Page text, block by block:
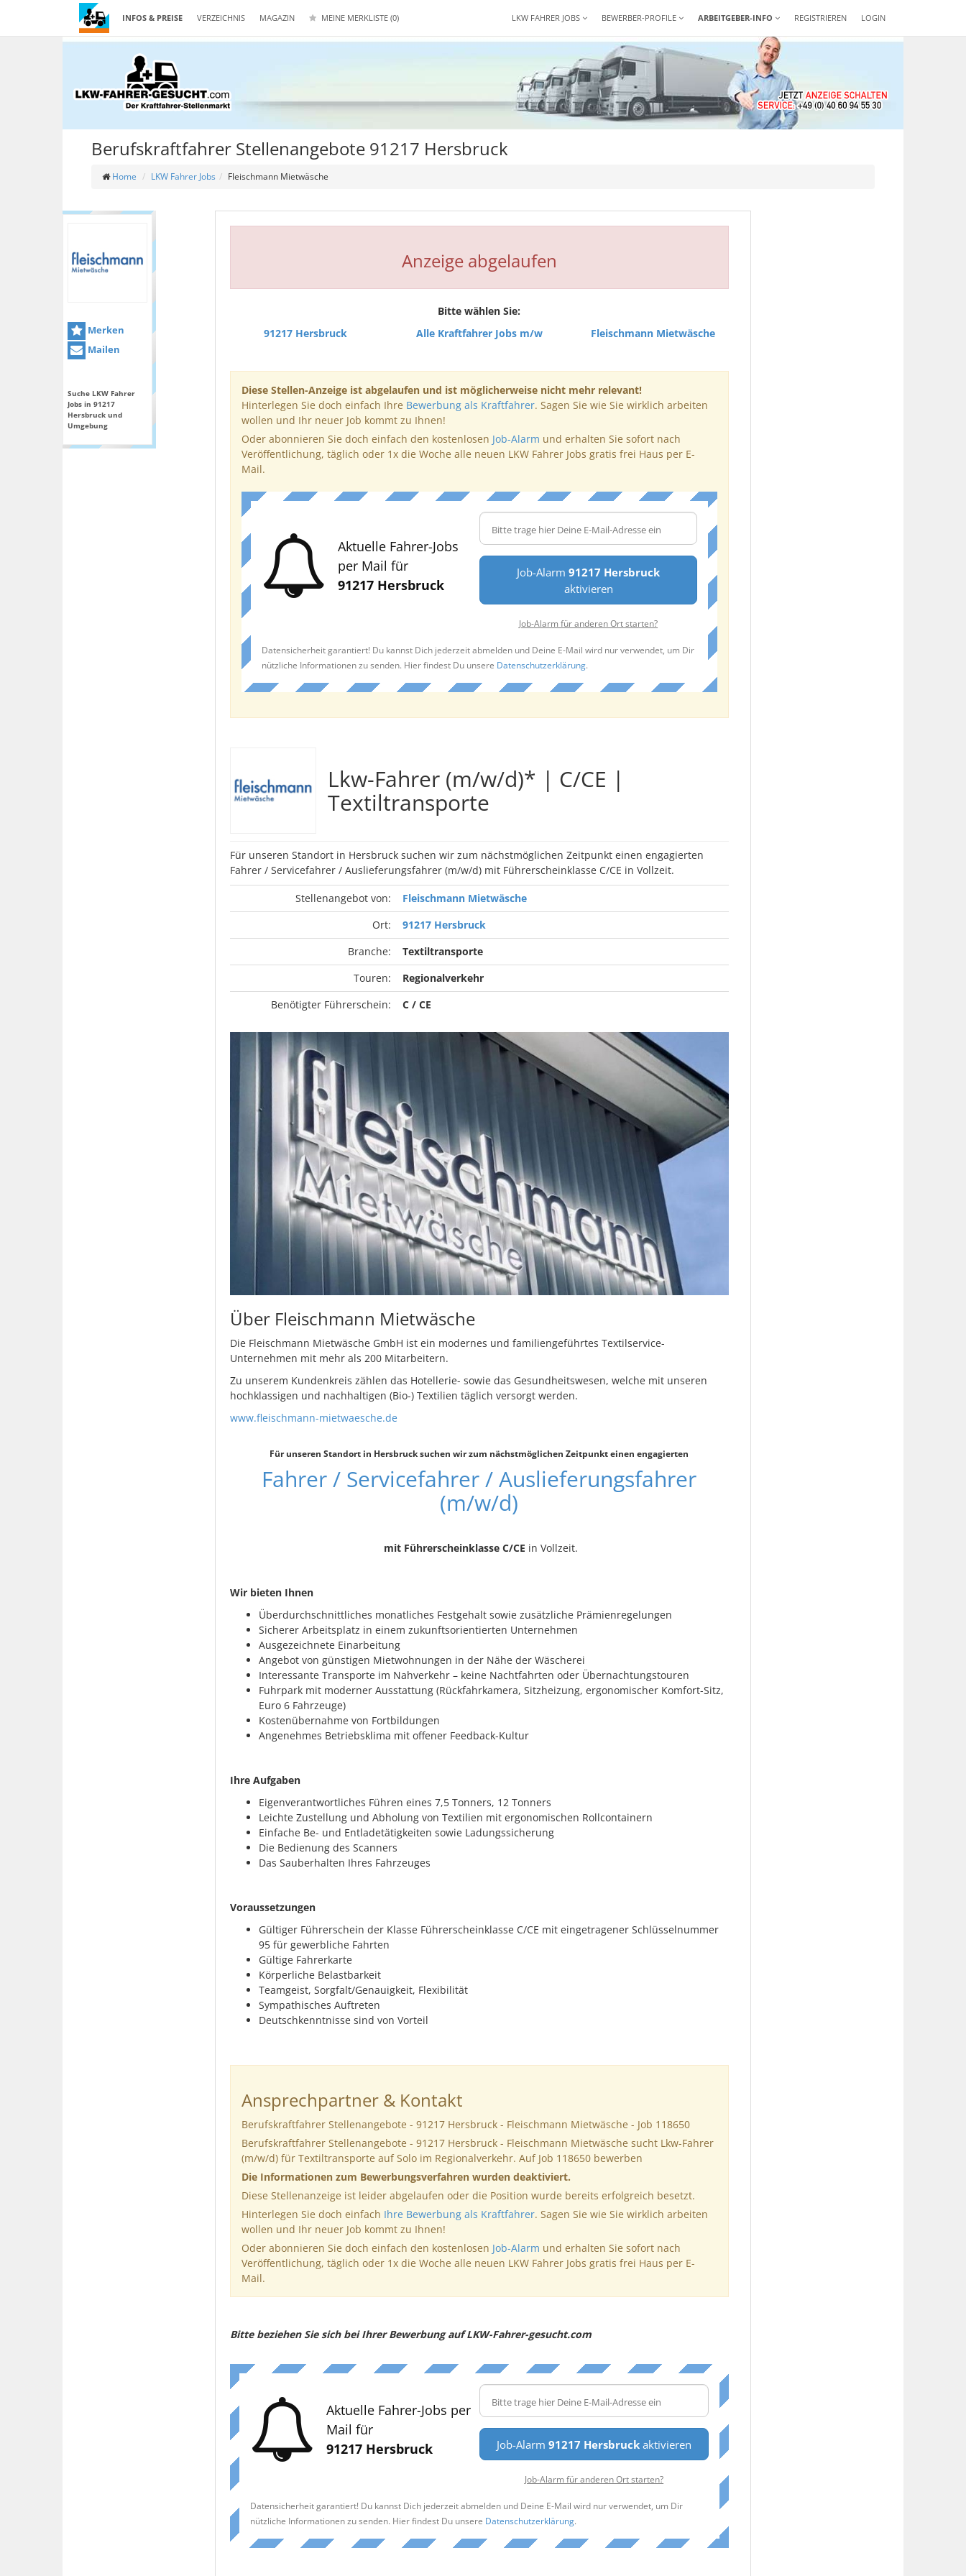
INFOS & PREISE VERZEICHNIS MAGAZIN MEINE MERKLISTE (0) REGISTRIEREN LOGIN
LKW FAHRER JOBS BEWERBER-PROFILE ARBEITGEBER-INFO
Berufskraftfahrer Stellenangebote 91217 Hersbruck
Home LKW Fahrer Jobs Fleischmann Mietwäsche
Merken
Mailen
Suche LKW Fahrer
Jobs in 91217
Hersbruck und
Umgebung
Anzeige abgelaufen
Bitte wählen Sie:
91217 Hersbruck
Alle Kraftfahrer Jobs m/w Fleischmann Mietwäsche
Diese Stellen-Anzeige ist abgelaufen und ist möglicherweise nicht mehr relevant!
Hinterlegen Sie doch einfach Ihre Bewerbung als Kraftfahrer. Sagen Sie wie Sie wirklich arbeiten
wollen und Ihr neuer Job kommt zu Ihnen!
Oder abonnieren Sie doch einfach den kostenlosen Job-Alarm und erhalten Sie sofort nach
Veröffentlichung, täglich oder 1x die Woche alle neuen LKW Fahrer Jobs gratis frei Haus per E-
Mail.
Aktuelle Fahrer-Jobs
per Mail für
91217 Hersbruck
Job-Alarm91217 Hersbruck
aktivieren
Job-Alarm für anderen Ort starten?
Datensicherheit garantiert! Du kannst Dich jederzeit abmelden und Deine E-Mail wird nur verwendet, um Dir
nützliche Informationen zu senden. Hier findest Du unsere Datenschutzerklärung.
Lkw-Fahrer (m/w/d)* | C/CE |
Textiltransporte
Für unseren Standort in Hersbruck suchen wir zum nächstmöglichen Zeitpunkt einen engagierten
Fahrer / Servicefahrer / Auslieferungsfahrer (m/w/d) mit Führerscheinklasse C/CE in Vollzeit.
Stellenangebot von:
Fleischmann Mietwäsche
Ort:
91217 Hersbruck
Branche:
Textiltransporte
Touren:
Regionalverkehr
Benötigter Führerschein:
C / CE
Über Fleischmann Mietwäsche
Die Fleischmann Mietwäsche GmbH ist ein modernes und familiengeführtes Textilservice-
Unternehmen mit mehr als 200 Mitarbeitern.
Zu unserem Kundenkreis zählen das Hotellerie- sowie das Gesundheitswesen, welche mit unseren
hochklassigen und nachhaltigen (Bio-) Textilien täglich versorgt werden.
www.fleischmann-mietwaesche.de
Für unseren Standort in Hersbruck suchen wir zum nächstmöglichen Zeitpunkt einen engagierten
Fahrer / Servicefahrer / Auslieferungsfahrer
(m/w/d)
mit Führerscheinklasse C/CE in Vollzeit.
Wir bieten Ihnen
Überdurchschnittliches monatliches Festgehalt sowie zusätzliche Prämienregelungen
Sicherer Arbeitsplatz in einem zukunftsorientierten Unternehmen
Ausgezeichnete Einarbeitung
Angebot von günstigen Mietwohnungen in der Nähe der Wäscherei
Interessante Transporte im Nahverkehr – keine Nachtfahrten oder Übernachtungstouren
Fuhrpark mit moderner Ausstattung (Rückfahrkamera, Sitzheizung, ergonomischer Komfort-Sitz,
Euro 6 Fahrzeuge)
Kostenübernahme von Fortbildungen
Angenehmes Betriebsklima mit offener Feedback-Kultur
Ihre Aufgaben
Eigenverantwortliches Führen eines 7,5 Tonners, 12 Tonners
Leichte Zustellung und Abholung von Textilien mit ergonomischen Rollcontainern
Einfache Be- und Entladetätigkeiten sowie Ladungssicherung
Die Bedienung des Scanners
Das Sauberhalten Ihres Fahrzeuges
Voraussetzungen
Gültiger Führerschein der Klasse Führerscheinklasse C/CE mit eingetragener Schlüsselnummer
95 für gewerbliche Fahrten
Gültige Fahrerkarte
Körperliche Belastbarkeit
Teamgeist, Sorgfalt/Genauigkeit, Flexibilität
Sympathisches Auftreten
Deutschkenntnisse sind von Vorteil
Ansprechpartner & Kontakt
Berufskraftfahrer Stellenangebote - 91217 Hersbruck - Fleischmann Mietwäsche - Job 118650
Berufskraftfahrer Stellenangebote - 91217 Hersbruck - Fleischmann Mietwäsche sucht Lkw-Fahrer
(m/w/d) für Textiltransporte auf Solo im Regionalverkehr. Auf Job 118650 bewerben
Die Informationen zum Bewerbungsverfahren wurden deaktiviert.
Diese Stellenanzeige ist leider abgelaufen oder die Position wurde bereits erfolgreich besetzt.
Hinterlegen Sie doch einfach Ihre Bewerbung als Kraftfahrer. Sagen Sie wie Sie wirklich arbeiten
wollen und Ihr neuer Job kommt zu Ihnen!
Oder abonnieren Sie doch einfach den kostenlosen Job-Alarm und erhalten Sie sofort nach
Veröffentlichung, täglich oder 1x die Woche alle neuen LKW Fahrer Jobs gratis frei Haus per E-
Mail.
Bitte beziehen Sie sich bei Ihrer Bewerbung auf LKW-Fahrer-gesucht.com
Aktuelle Fahrer-Jobs per
Mail für
91217 Hersbruck
Job-Alarm91217 Hersbruck aktivieren
Job-Alarm für anderen Ort starten?
Datensicherheit garantiert! Du kannst Dich jederzeit abmelden und Deine E-Mail wird nur verwendet, um Dir
nützliche Informationen zu senden. Hier findest Du unsere Datenschutzerklärung.